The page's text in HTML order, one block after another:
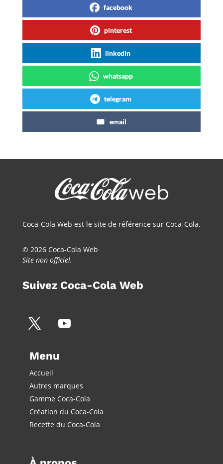
facebook
pinterest
linkedin
whatsapp
telegram
email
Coca-Cola Web est le site de référence sur Coca-Cola.
© 2026 Coca-Cola Web
Site non officiel.
Suivez Coca-Cola Web
Menu
Accueil
Autres marques
Gamme Coca-Cola
Création du Coca-Cola
Recette du Coca-Cola